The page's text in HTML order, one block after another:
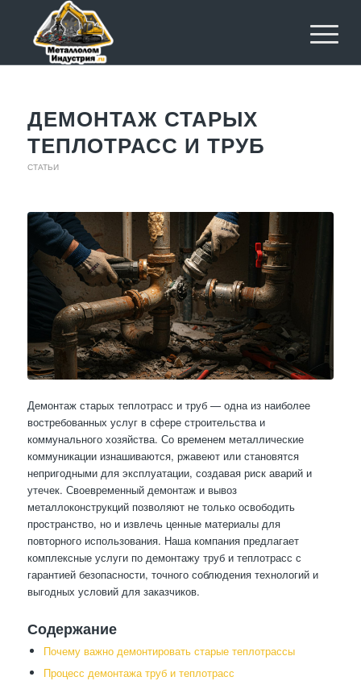
ДЕМОНТАЖ СТАРЫХ
ТЕПЛОТРАСС И ТРУБ
СТАТЬИ
Демонтаж старых теплотрасс и труб — одна из наиболее
востребованных услуг в сфере строительства и
коммунального хозяйства. Со временем металлические
коммуникации изнашиваются, ржавеют или становятся
непригодными для эксплуатации, создавая риск аварий и
утечек. Своевременный демонтаж и вывоз
металлоконструкций позволяют не только освободить
пространство, но и извлечь ценные материалы для
повторного использования. Наша компания предлагает
комплексные услуги по демонтажу труб и теплотрасс с
гарантией безопасности, точного соблюдения технологий и
выгодных условий для заказчиков.
Содержание
Почему важно демонтировать старые теплотрассы
Процесс демонтажа труб и теплотрасс